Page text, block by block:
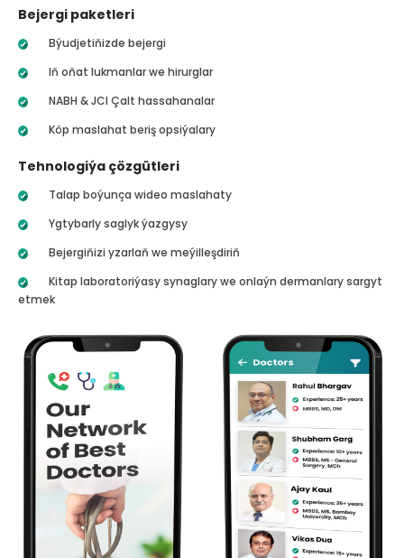
Bejergi paketleri
Býudjetiňizde bejergi
Iň oňat lukmanlar we hirurglar
NABH & JCI Çalt hassahanalar
Köp maslahat beriş opsiýalary
Tehnologiýa çözgütleri
Talap boýunça wideo maslahaty
Ygtybarly saglyk ýazgysy
Bejergiňizi yzarlaň we meýilleşdiriň
Kitap laboratoriýasy synaglary we onlaýn dermanlary sargyt
etmek